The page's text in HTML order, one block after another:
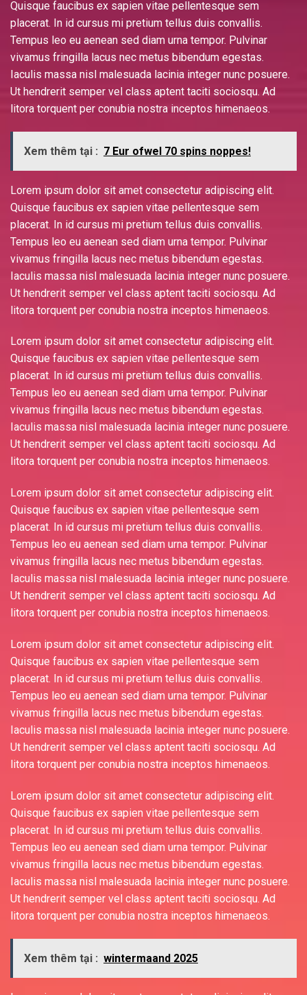
Quisque faucibus ex sapien vitae pellentesque sem
placerat. In id cursus mi pretium tellus duis convallis.
Tempus leo eu aenean sed diam urna tempor. Pulvinar
vivamus fringilla lacus nec metus bibendum egestas.
Iaculis massa nisl malesuada lacinia integer nunc posuere.
Ut hendrerit semper vel class aptent taciti sociosqu. Ad
litora torquent per conubia nostra inceptos himenaeos.
Xem thêm tại : 7 Eur ofwel 70 spins noppes!
Lorem ipsum dolor sit amet consectetur adipiscing elit.
Quisque faucibus ex sapien vitae pellentesque sem
placerat. In id cursus mi pretium tellus duis convallis.
Tempus leo eu aenean sed diam urna tempor. Pulvinar
vivamus fringilla lacus nec metus bibendum egestas.
Iaculis massa nisl malesuada lacinia integer nunc posuere.
Ut hendrerit semper vel class aptent taciti sociosqu. Ad
litora torquent per conubia nostra inceptos himenaeos.
Lorem ipsum dolor sit amet consectetur adipiscing elit.
Quisque faucibus ex sapien vitae pellentesque sem
placerat. In id cursus mi pretium tellus duis convallis.
Tempus leo eu aenean sed diam urna tempor. Pulvinar
vivamus fringilla lacus nec metus bibendum egestas.
Iaculis massa nisl malesuada lacinia integer nunc posuere.
Ut hendrerit semper vel class aptent taciti sociosqu. Ad
litora torquent per conubia nostra inceptos himenaeos.
Lorem ipsum dolor sit amet consectetur adipiscing elit.
Quisque faucibus ex sapien vitae pellentesque sem
placerat. In id cursus mi pretium tellus duis convallis.
Tempus leo eu aenean sed diam urna tempor. Pulvinar
vivamus fringilla lacus nec metus bibendum egestas.
Iaculis massa nisl malesuada lacinia integer nunc posuere.
Ut hendrerit semper vel class aptent taciti sociosqu. Ad
litora torquent per conubia nostra inceptos himenaeos.
Lorem ipsum dolor sit amet consectetur adipiscing elit.
Quisque faucibus ex sapien vitae pellentesque sem
placerat. In id cursus mi pretium tellus duis convallis.
Tempus leo eu aenean sed diam urna tempor. Pulvinar
vivamus fringilla lacus nec metus bibendum egestas.
Iaculis massa nisl malesuada lacinia integer nunc posuere.
Ut hendrerit semper vel class aptent taciti sociosqu. Ad
litora torquent per conubia nostra inceptos himenaeos.
Lorem ipsum dolor sit amet consectetur adipiscing elit.
Quisque faucibus ex sapien vitae pellentesque sem
placerat. In id cursus mi pretium tellus duis convallis.
Tempus leo eu aenean sed diam urna tempor. Pulvinar
vivamus fringilla lacus nec metus bibendum egestas.
Iaculis massa nisl malesuada lacinia integer nunc posuere.
Ut hendrerit semper vel class aptent taciti sociosqu. Ad
litora torquent per conubia nostra inceptos himenaeos.
Xem thêm tại : wintermaand 2025